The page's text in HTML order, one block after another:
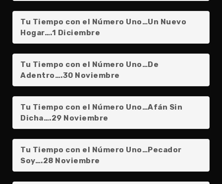
Tu Tiempo con el Número Uno…Un Nuevo
Hogar….1 Diciembre
Tu Tiempo con el Número Uno…De
Adentro….30 Noviembre
Tu Tiempo con el Número Uno…Afán Sin
Dicha….29 Noviembre
Tu Tiempo con el Número Uno…Pecador
Soy….28 Noviembre